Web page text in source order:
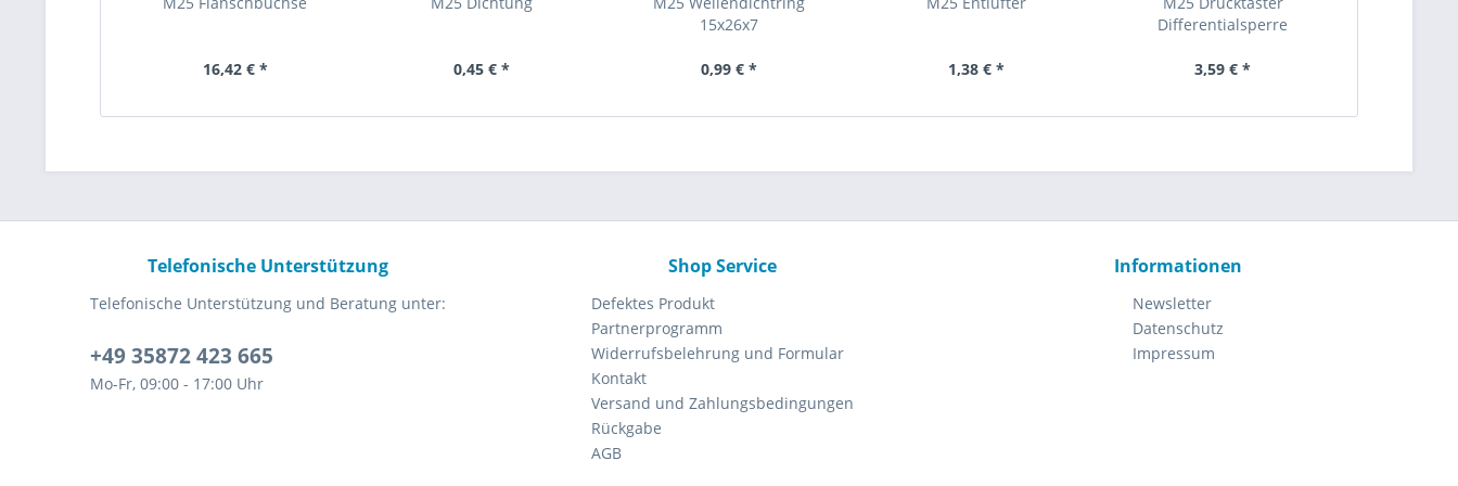
16,42 € * 0,45 € *
15x26x7
0,99 € * 1,38 € *
Differentialsperre
3,59 € *
Telefonische Unterstützung
Telefonische Unterstützung und Beratung unter:
+49 35872 423 665
Mo-Fr, 09:00 - 17:00 Uhr
Shop Service
Defektes Produkt
Partnerprogramm
Widerrufsbelehrung und Formular
Kontakt
Versand und Zahlungsbedingungen
Rückgabe
AGB
Informationen
Newsletter
Datenschutz
Impressum